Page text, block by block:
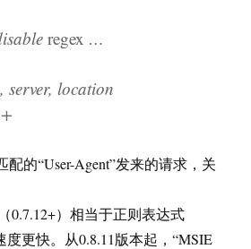
regex …
location
的“User-Agent”发来的请求，关
0.7.12+）相当于正则表达式
度更快。从0.8.11版本起，“MSIE